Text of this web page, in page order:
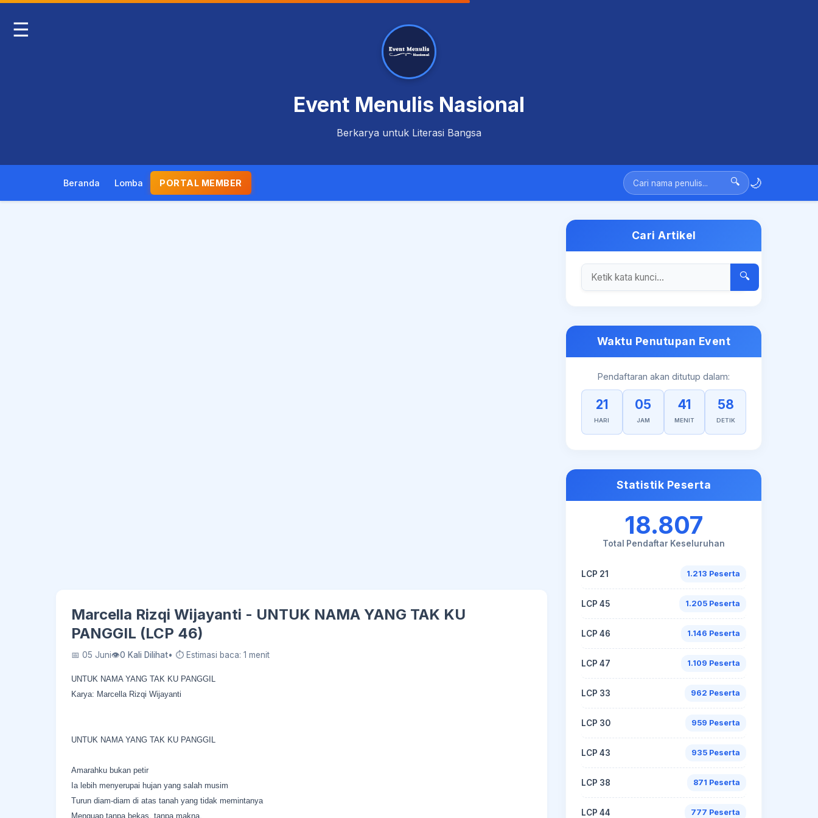
☰
Event Menulis Nasional
Berkarya untuk Literasi Bangsa
Beranda Lomba PORTAL MEMBER 🔍 🌙
Marcella Rizqi Wijayanti - UNTUK NAMA YANG TAK KU
PANGGIL (LCP 46)
📅 05 Juni👁0 Kali Dilihat• ⏱ Estimasi baca: 1 menit
UNTUK NAMA YANG TAK KU PANGGIL
Karya: Marcella Rizqi Wijayanti
UNTUK NAMA YANG TAK KU PANGGIL
Amarahku bukan petir
Ia lebih menyerupai hujan yang salah musim
Turun diam-diam di atas tanah yang tidak memintanya
Menguap tanpa bekas, tanpa makna.
Cari Artikel
🔍
Waktu Penutupan Event
Pendaftaran akan ditutup dalam:
21
HARI
05
JAM
41
MENIT
57
DETIK
Statistik Peserta
18.807
Total Pendaftar Keseluruhan
LCP 21 1.213 Peserta
LCP 45 1.205 Peserta
LCP 46 1.146 Peserta
LCP 47 1.109 Peserta
LCP 33 962 Peserta
LCP 30 959 Peserta
LCP 43 935 Peserta
LCP 38 871 Peserta
LCP 44 777 Peserta